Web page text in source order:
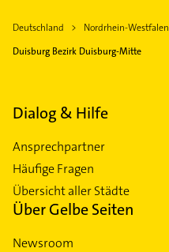
Deutschland Nordrhein-Westfalen
Duisburg Bezirk Duisburg-Mitte
Dialog & Hilfe
Ansprechpartner
Häufige Fragen
Übersicht aller Städte
Über Gelbe Seiten
Newsroom